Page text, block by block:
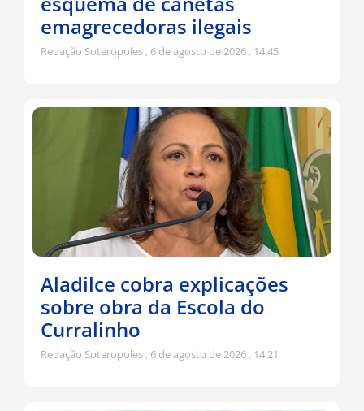
emagrecedoras ilegais
Redação Soteropoles 6 de agosto de 2026 14:45
Aladilce cobra explicações
sobre obra da Escola do
Curralinho
Redação Soteropoles 6 de agosto de 2026 14:21